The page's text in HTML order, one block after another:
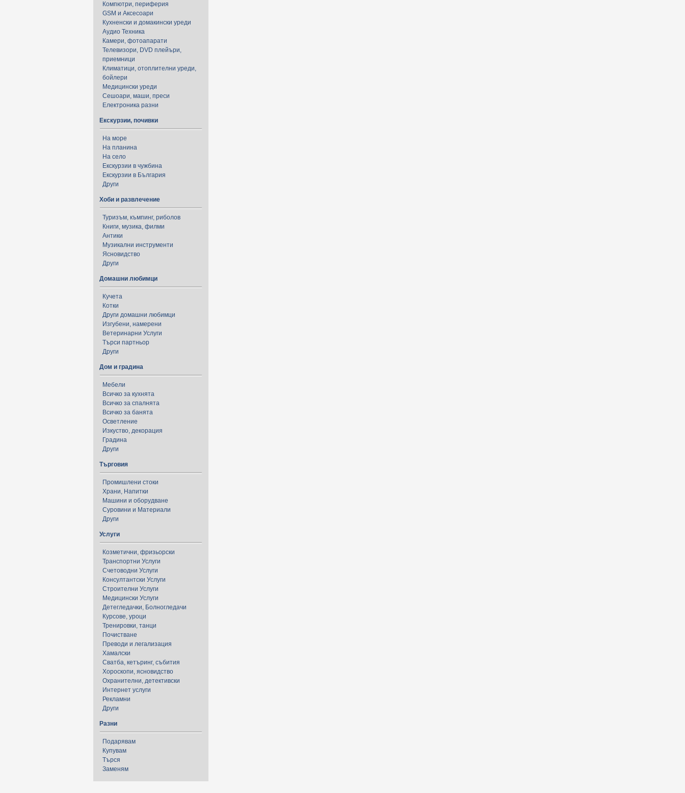
Компютри, периферия
GSM и Аксесоари
Кухненски и домакински уреди
Аудио Техника
Камери, фотоапарати
Телевизори, DVD плейъри,
приемници
Климатици, отоплителни уреди,
бойлери
Медицински уреди
Сешоари, маши, преси
Електроника разни
Екскурзии, почивки
На море
На планина
На село
Екскурзии в чужбина
Екскурзии в България
Други
Хоби и развлечение
Туризъм, къмпинг, риболов
Книги, музика, филми
Антики
Музикални инструменти
Ясновидство
Други
Домашни любимци
Кучета
Котки
Други домашни любимци
Изгубени, намерени
Ветеринарни Услуги
Търси партньор
Други
Дом и градина
Мебели
Всичко за кухнята
Всичко за спалнята
Всичко за банята
Осветление
Изкуство, декорация
Градина
Други
Търговия
Промишлени стоки
Храни, Напитки
Машини и оборудване
Суровини и Материали
Други
Услуги
Козметични, фризьорски
Транспортни Услуги
Счетоводни Услуги
Консултантски Услуги
Строителни Услуги
Медицински Услуги
Детегледачки, Болногледачи
Курсове, уроци
Тренировки, танци
Почистване
Преводи и легализация
Хамалски
Сватба, кетъринг, събития
Хороскопи, ясновидство
Охранителни, детективски
Интернет услуги
Рекламни
Други
Разни
Подарявам
Купувам
Търся
Заменям